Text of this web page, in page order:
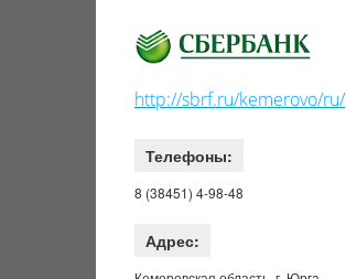
http://sbrf.ru/kemerovo/ru/
Телефоны:
8 (38451) 4-98-48
Адрес: